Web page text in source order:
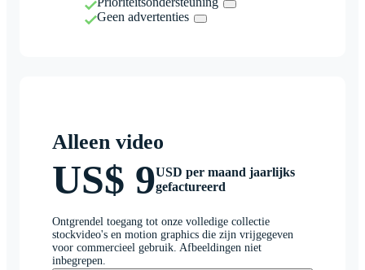
Geen advertenties
Alleen video
US$ 9USD per maand jaarlijks
gefactureerd
Ontgrendel toegang tot onze volledige collectie
stockvideo's en motion graphics die zijn vrijgegeven
voor commercieel gebruik. Afbeeldingen niet
inbegrepen.